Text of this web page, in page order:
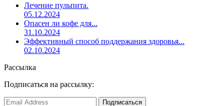
Лечение пульпита.
05.12.2024
Опасен ли кофе для...
31.10.2024
Эффективный способ поддержания здоровья...
02.10.2024
Рассылка
Подписаться на рассылку: